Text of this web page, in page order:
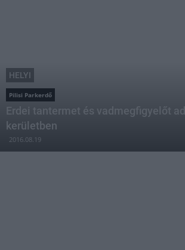
HELYI
Pilisi Parkerdő
Erdei tantermet és vadmegfigyelőt
kerületben
2016.08.19